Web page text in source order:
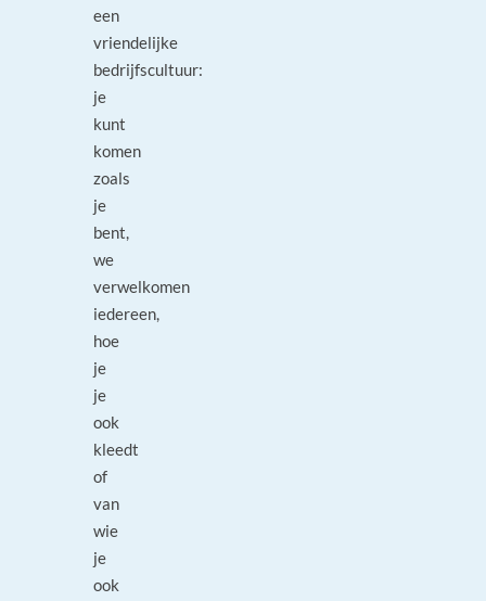
een
vriendelijke
bedrijfscultuur:
je
kunt
komen
zoals
je
bent,
we
verwelkomen
iedereen,
hoe
je
je
ook
kleedt
of
van
wie
je
ook